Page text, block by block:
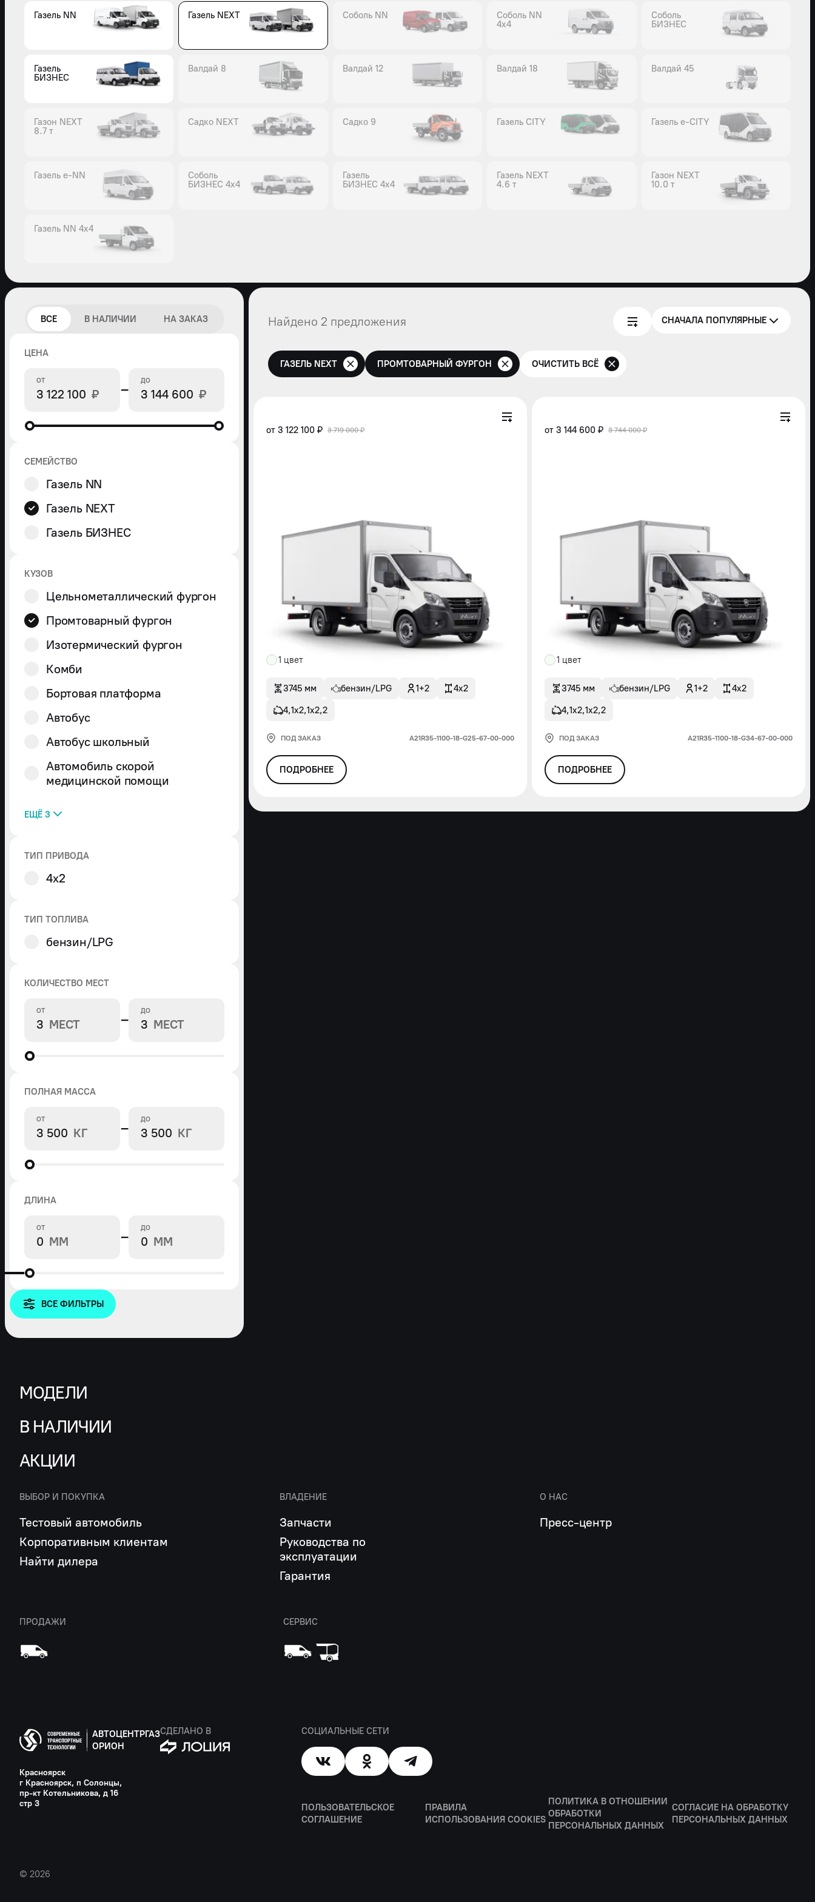
Газель NN Газель NEXT Соболь NN
Соболь NN
4x4
Соболь
БИЗНЕС
Газель
БИЗНЕС
Валдай 8 Валдай 12 Валдай 18 Валдай 45
Газон NEXT
8.7 т
Садко NEXT Садко 9 Газель CITY Газель e-CITY
Газель e-NN
Соболь
БИЗНЕС 4x4
Газель
БИЗНЕС 4x4
Газель NEXT
4.6 т
Газон NEXT
10.0 т
Газель NN 4x4
ВСЕ В НАЛИЧИИ НА ЗАКАЗ
ЦЕНА
₽
ОТ − ₽
ДО
СЕМЕЙСТВО
Газель NN
Газель NEXT
Газель БИЗНЕС
КУЗОВ
Цельнометаллический фургон
Промтоварный фургон
Изотермический фургон
Комби
Бортовая платформа
Автобус
Автобус школьный
Автомобиль скорой
медицинской помощи
ЕЩЁ 3
Автогидроподъемник СамосвалФермер
ТИП ПРИВОДА
4x2
ТИП ТОПЛИВА
бензин/LPG
КОЛИЧЕСТВО МЕСТ
МЕСТ
ОТ − МЕСТ
ДО
ПОЛНАЯ МАССА
КГ
ОТ − КГ
ДО
ДЛИНА
ММ
ОТ − ММ
ДО
ВСЕ ФИЛЬТРЫ
Найдено 2 предложения СНАЧАЛА ПОПУЛЯРНЫЕ
ГАЗЕЛЬ NEXT ПРОМТОВАРНЫЙ ФУРГОН ОЧИСТИТЬ ВСЁ
от 3 122 100 ₽ 3 719 000 ₽
1 цвет
3745 мм бензин/LPG 1+2
4x2
4,1х2,1х2,2
ПОД ЗАКАЗ А21R35-1100-18-G25-67-00-000
ПОДРОБНЕЕ
от 3 144 600 ₽ 3 744 000 ₽
1 цвет
3745 мм бензин/LPG 1+2
4x2
4,1х2,1х2,2
ПОД ЗАКАЗ А21R35-1100-18-G34-67-00-000
ПОДРОБНЕЕ
МОДЕЛИ
В НАЛИЧИИ
АКЦИИ
ВЫБОР И ПОКУПКА
Тестовый автомобиль
Корпоративным клиентам
Найти дилера
ВЛАДЕНИЕ
Запчасти
Руководства по
эксплуатации
Гарантия
О НАС
Пресс-центр
ПРОДАЖИ СЕРВИС
АВТОЦЕНТРГАЗ
ОРИОН
Красноярск
г Красноярск, п Солонцы,
пр-кт Котельникова, д 16
стр 3
СДЕЛАНО В
© 2026
СОЦИАЛЬНЫЕ СЕТИ
ПОЛЬЗОВАТЕЛЬСКОЕ
СОГЛАШЕНИЕ
ПРАВИЛА
ИСПОЛЬЗОВАНИЯ COOKIES
ПОЛИТИКА В ОТНОШЕНИИ
ОБРАБОТКИ
ПЕРСОНАЛЬНЫХ ДАННЫХ
СОГЛАСИЕ НА ОБРАБОТКУ
ПЕРСОНАЛЬНЫХ ДАННЫХ